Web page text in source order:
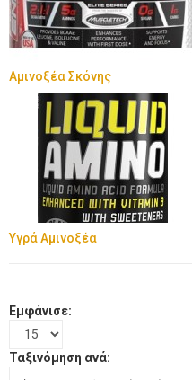
Αμινοξέα Σκόνης
Υγρά Αμινοξέα
Εμφάνισε:
Ταξινόμηση ανά: